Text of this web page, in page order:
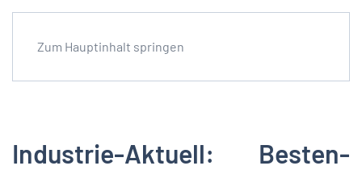
Zum Hauptinhalt springen
Industrie-Aktuell: Besten-